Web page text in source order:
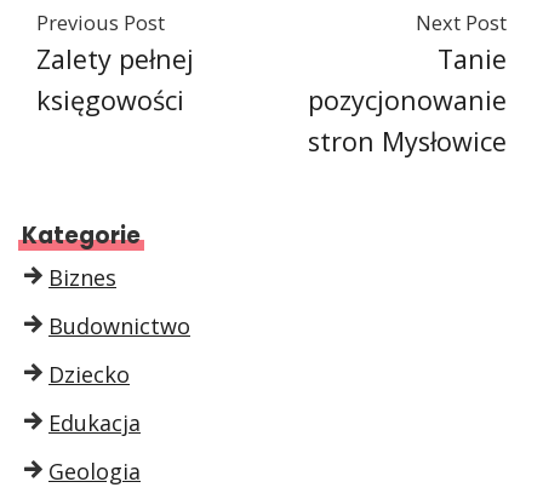
Previous Post
Zalety pełnej
księgowości
Next Post
Tanie
pozycjonowanie
stron Mysłowice
Kategorie
Biznes
Budownictwo
Dziecko
Edukacja
Geologia